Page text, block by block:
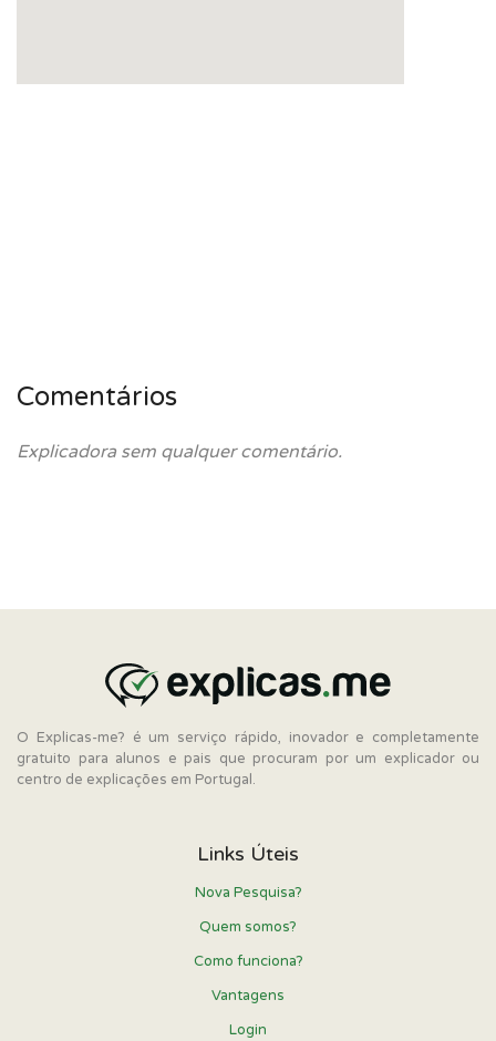
Comentários
Explicadora sem qualquer comentário.
O Explicas-me? é um serviço rápido, inovador e completamente
gratuito para alunos e pais que procuram por um explicador ou
centro de explicações em Portugal.
Links Úteis
Nova Pesquisa?
Quem somos?
Como funciona?
Vantagens
Login